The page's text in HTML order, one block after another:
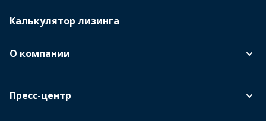
Калькулятор лизинга
О компании
Пресс-центр